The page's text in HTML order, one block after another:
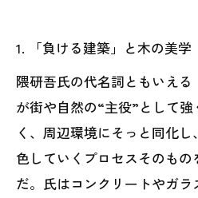
1. 「負ける建築」と木の美学
隈研吾氏の代名詞ともいえ
が街や自然の“主役”として
く、周辺環境にそっと同化
色していくプロセスそのも
だ。氏はコンクリートやガ